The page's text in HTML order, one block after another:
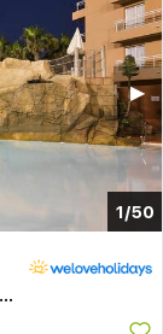
1/50
▶︎